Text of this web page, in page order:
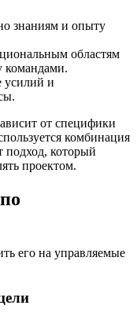
знаниям и опыту
областям
командами.
усилий и
от специфики
комбинация
подход, который
проектом.
его на управляемые